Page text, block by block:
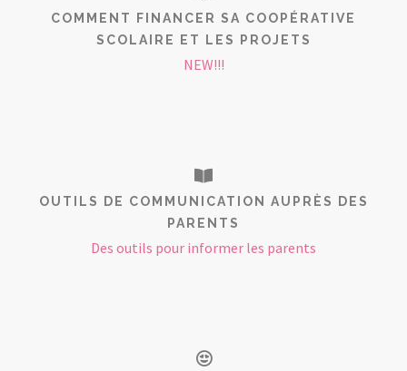
COMMENT FINANCER SA COOPÉRATIVE
SCOLAIRE ET LES PROJETS
NEW!!!
OUTILS DE COMMUNICATION AUPRÈS DES
PARENTS
Des outils pour informer les parents